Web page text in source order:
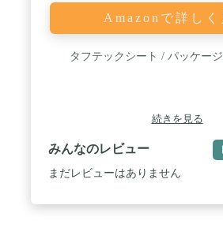
Amazonで詳しく
タフテックシート / パッケー
続きを見る
みんなのレビュー
まだレビューはありません